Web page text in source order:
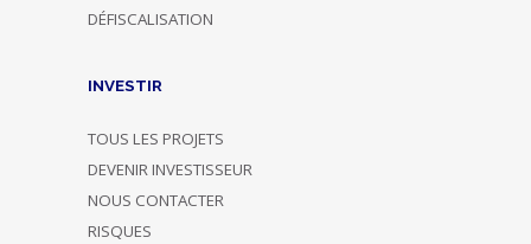
DÉFISCALISATION
INVESTIR
TOUS LES PROJETS
DEVENIR INVESTISSEUR
NOUS CONTACTER
RISQUES